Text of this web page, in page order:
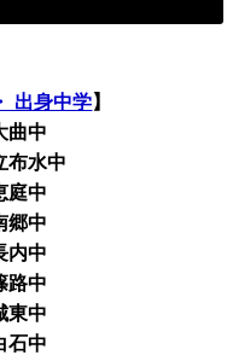
出身中学】
中
水中
中
中
内中
中
中
中